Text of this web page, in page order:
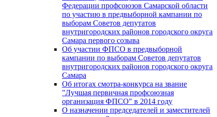
Федерации профсоюзов Самарской области
по участию в предвыборной кампании по
выборам Советов депутатов
внутригородских районов городского округа
Самара первого созыва
Об участии ФПСО в предвыборной
кампании по выборам Советов депутатов
внутригородских районов городского округа
Самара
Об итогах смотра-конкурса на звание
"Лучшая первичная профсоюзная
организация ФПСО" в 2014 году
О назначении председателей и заместителей